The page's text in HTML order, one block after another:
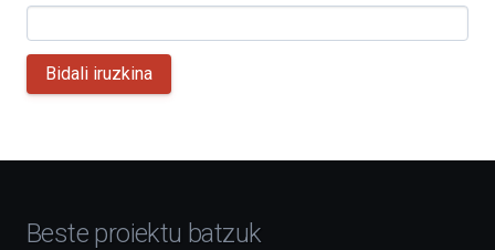
Bidali iruzkina
Beste proiektu batzuk